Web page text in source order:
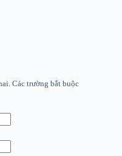
Các trường bắt buộc